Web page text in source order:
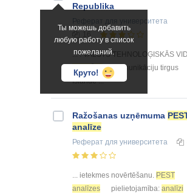
Ты можешь добавить
любую работу в список
пожеланий.
Круто!
Republika
для университета
... . VALSTS TEHNOLOĢISKĀS
ANALĪZE
Komunikāciju tirgus
Īslandē ...
Ražošanas uzņēmuma
analīze
Реферат для университета
... ietekmes novērtēšanu. PEST
analīzes
pielietojamība: analīzi